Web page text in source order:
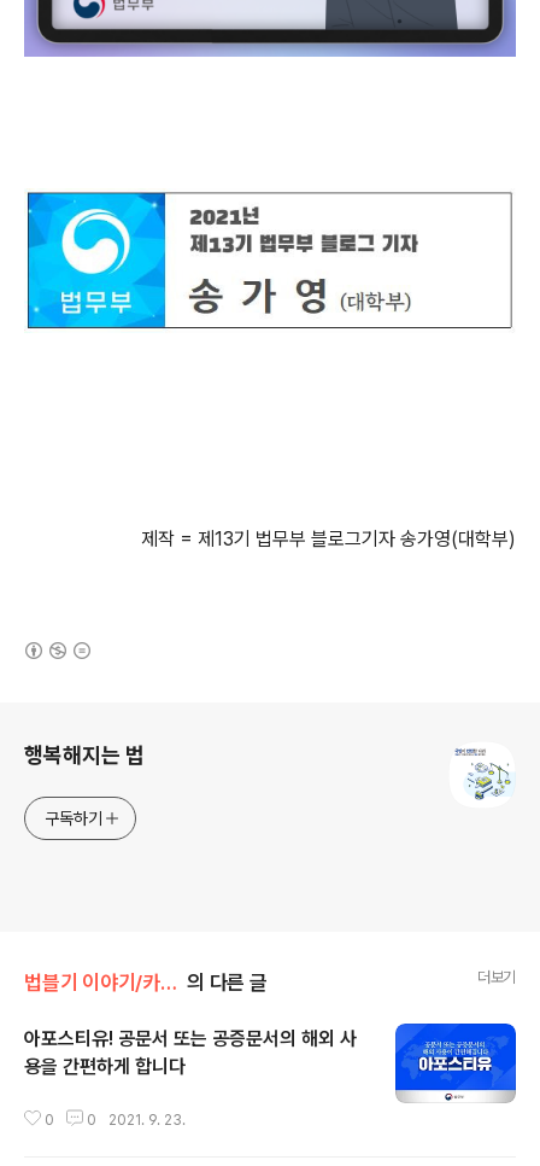
제작 = 제13기 법무부 블로그기자 송가영(대학부)
행복해지는 법
구독하기
법블기 이야기/카드로 본 법 의 다른 글 더보기
아포스티유! 공문서 또는 공증문서의 해외 사
용을 간편하게 합니다
0 0 2021. 9. 23.